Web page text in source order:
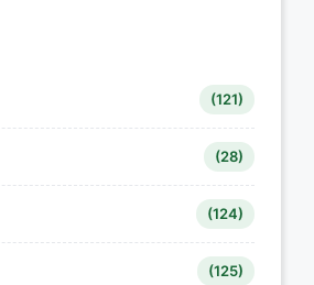
(121)
(28)
(124)
(125)